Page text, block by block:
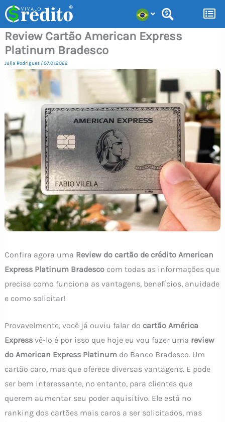
para
conteúdo
Review Cartão American Express
Platinum Bradesco
Julia Rodrigues /07.01.2022
Confira agora uma Review do cartão de crédito American
Express Platinum Bradesco com todas as informações que
precisa como funciona as vantagens, benefícios, anuidade
e como solicitar!
Provavelmente, você já ouviu falar do cartão América
Expressvê-lo é por isso que hoje eu vou fazer uma review
do American Express Platinumdo Banco Bradesco. Um
cartão caro, mas que oferece diversas vantagens. E pode
ser bem interessante, no entanto, para clientes que
querem aumentar seu poder aquisitivo. Ele está no
ranking dos cartões mais caros a ser solicitados, mas